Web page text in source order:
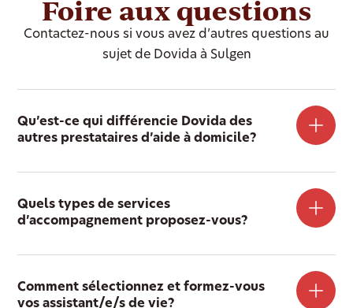
Foire aux questions
Contactez-nous si vous avez d’autres questions au
sujet de Dovida à Sulgen
Qu’est-ce qui différencie Dovida des
autres prestataires d’aide à domicile?
Quels types de services
d’accompagnement proposez-vous?
Comment sélectionnez et formez-vous
vos assistant/e/s de vie?